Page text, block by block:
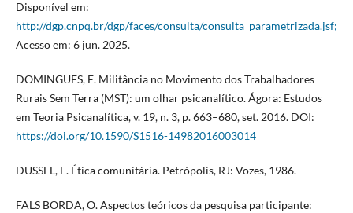
Disponível em:
http://dgp.cnpq.br/dgp/faces/consulta/consulta_parametrizada.jsf;
Acesso em: 6 jun. 2025.
DOMINGUES, E. Militância no Movimento dos Trabalhadores
Rurais Sem Terra (MST): um olhar psicanalítico. Ágora: Estudos
em Teoria Psicanalítica, v. 19, n. 3, p. 663–680, set. 2016. DOI:
https://doi.org/10.1590/S1516-14982016003014
DUSSEL, E. Ética comunitária. Petrópolis, RJ: Vozes, 1986.
FALS BORDA, O. Aspectos teóricos da pesquisa participante: